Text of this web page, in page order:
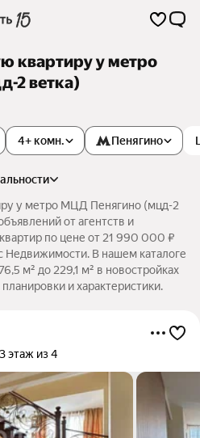
квартиру у метро
2 ветка)
4+ комн. Пенягино
у метро МЦД Пенягино (мцд-2
от агентств и
по цене от 21 990 000 ₽
В нашем каталоге
м² до 229,1 м² в новостройках
и характеристики.
3 этаж из 4